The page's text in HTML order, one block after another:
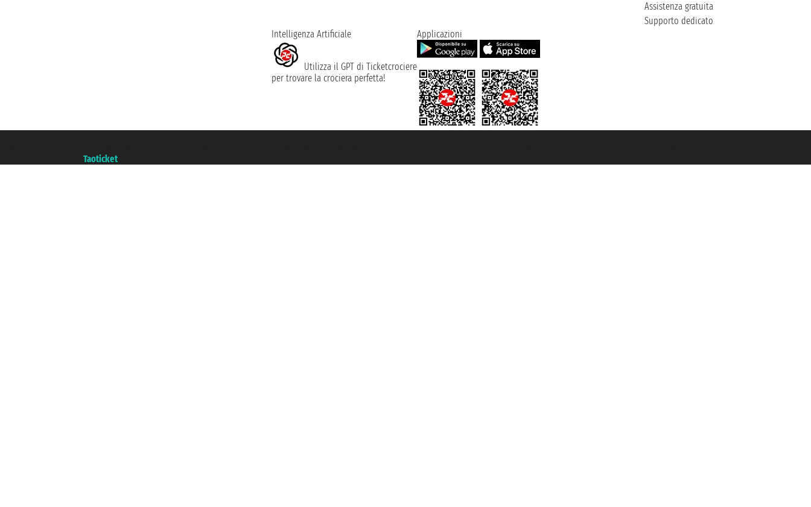
Assistenza gratuita
Supporto dedicato
Intelligenza Artificiale
Utilizza il GPT di Ticketcrociere
per trovare la crociera perfetta!
Applicazioni
Taoticket